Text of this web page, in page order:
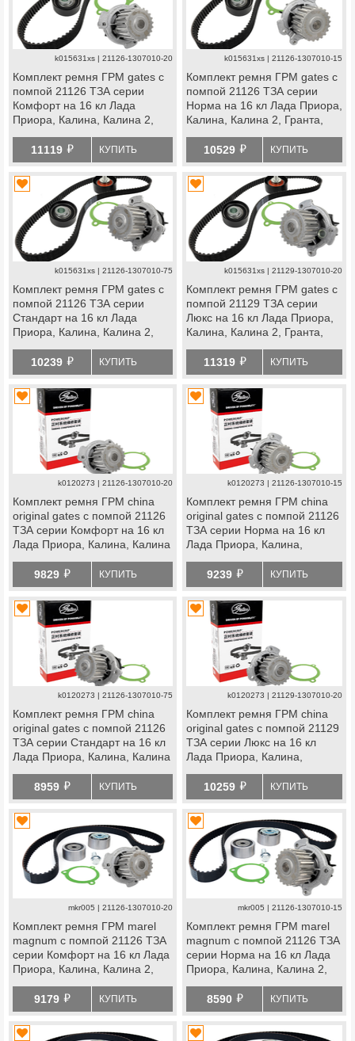
k015631xs | 21126-1307010-20
Комплект ремня ГРМ gates с
помпой 21126 ТЗА серии
Комфорт на 16 кл Лада
Приора, Калина, Калина 2,
Ларгус fl, Веста, Икс
Рей, datsun
11119 й КУПИТЬ
k015631xs | 21126-1307010-15
Комплект ремня ГРМ gates с
помпой 21126 ТЗА серии
Норма на 16 кл Лада Приора,
Калина, Калина 2, Гранта,
Веста, Икс Рей, datsun
10529 й КУПИТЬ
k015631xs | 21126-1307010-75
Комплект ремня ГРМ gates с
помпой 21126 ТЗА серии
Стандарт на 16 кл Лада
Приора, Калина, Калина 2,
Ларгус fl, Веста, Икс
Рей, datsun
10239 й КУПИТЬ
k015631xs | 21129-1307010-20
Комплект ремня ГРМ gates с
помпой 21129 ТЗА серии
Люкс на 16 кл Лада Приора,
Калина, Калина 2, Гранта,
Веста, Икс Рей, datsun
11319 й КУПИТЬ
k0120273 | 21126-1307010-20
Комплект ремня ГРМ china
original gates с помпой 21126
ТЗА серии Комфорт на 16 кл
Лада Приора, Калина, Калина
Ларгус fl, Веста, Икс
Рей, datsun
9829 й КУПИТЬ
k0120273 | 21126-1307010-15
Комплект ремня ГРМ china
original gates с помпой 21126
ТЗА серии Норма на 16 кл
Лада Приора, Калина,
Ларгус, Ларгус fl, Веста, Икс
Рей, datsun
9239 й КУПИТЬ
k0120273 | 21126-1307010-75
Комплект ремня ГРМ china
original gates с помпой 21126
ТЗА серии Стандарт на 16 кл
Лада Приора, Калина, Калина
Ларгус fl, Веста, Икс
Рей, datsun
8959 й КУПИТЬ
k0120273 | 21129-1307010-20
Комплект ремня ГРМ china
original gates с помпой 21129
ТЗА серии Люкс на 16 кл
Лада Приора, Калина,
Ларгус, Ларгус fl, Веста, Икс
Рей, datsun
10259 й КУПИТЬ
mkr005 | 21126-1307010-20
Комплект ремня ГРМ marel
magnum с помпой 21126 ТЗА
серии Комфорт на 16 кл Лада
Приора, Калина, Калина 2,
Ларгус fl, Веста, Икс
Рей, datsun
9179 й КУПИТЬ
mkr005 | 21126-1307010-15
Комплект ремня ГРМ marel
magnum с помпой 21126 ТЗА
серии Норма на 16 кл Лада
Приора, Калина, Калина 2,
Ларгус fl, Веста, Икс
Рей, datsun
8590 й КУПИТЬ